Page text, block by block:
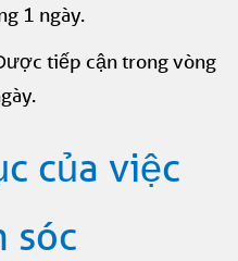
1 ngày.
tiếp cận trong vòng
của việc
sóc